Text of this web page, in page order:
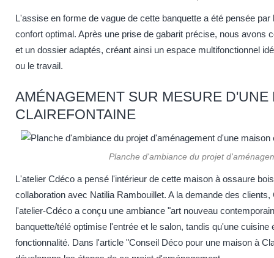
L'assise en forme de vague de cette banquette a été pensée
confort optimal. Après une prise de gabarit précise, nous avons
et un dossier adaptés, créant ainsi un espace multifonctionnel
ou le travail.
AMÉNAGEMENT SUR MESURE D'UNE
CLAIREFONTAINE
Planche d'ambiance du projet
L'atelier Cdéco a pensé l'intérieur de cette maison à ossaure
collaboration avec Natilia Rambouillet. A la demande des
l'atelier-Cdéco a conçu une ambiance "art nouveau
banquette/télé optimise l'entrée et le salon, tandis qu'une cuisine
fonctionnalité. Dans l'article "Conseil Déco pour une maison à